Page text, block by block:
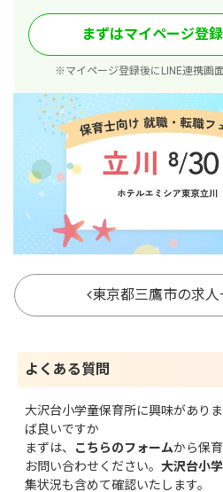
まずはマイページ登
※マイページ登録後にLINE連携画
東京都三鷹市の求人
よくある質問
大沢台小学童保育所に興味があり
ば良いですか
まずは、
こちらのフォームから保
お問い合わせください。 大沢台小
集状況も含めて確認いたします。